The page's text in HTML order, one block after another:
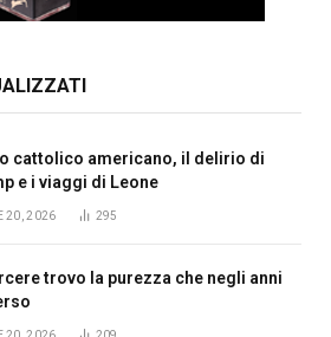
cattolico americano, il delirio di
e i viaggi di Leone
20, 2026 295
trovo la purezza che negli anni